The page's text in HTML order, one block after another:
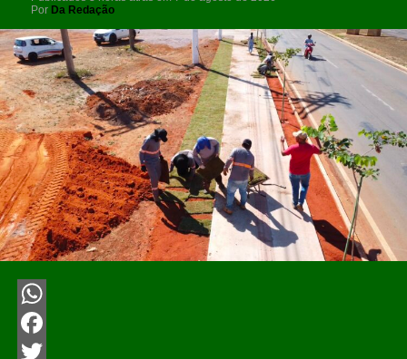
Por Da Redação
WhatsApp
Facebook